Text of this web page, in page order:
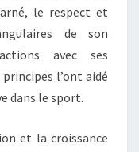
le respect et
de son
avec ses
principes l’ont aidé
dans le sport.
et la croissance